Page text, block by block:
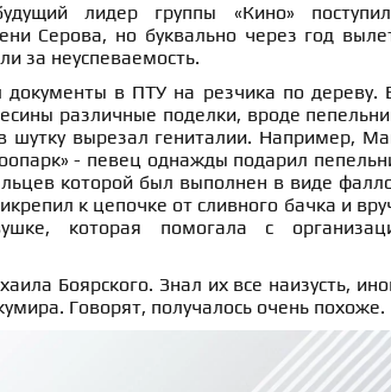
лидер группы «Кино»
Серова, но буквально через год
за неуспеваемость.
документы в ПТУ на резчика по дереву.
различные поделки, вроде
шутку вырезал гениталии. Например,
- певец однажды подарил
которой был выполнен в виде
к цепочке от сливного бачка и
которая помогала с
Боярского. Знал их все наизусть,
Говорят, получалось очень похоже.